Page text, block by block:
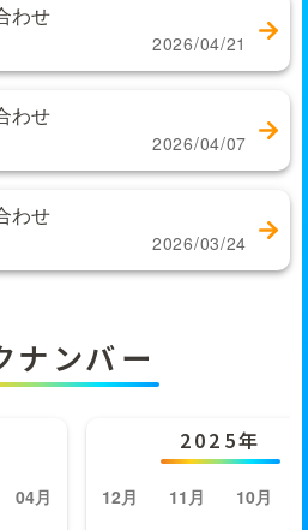
わせ
2026/04/21
わせ
2026/04/07
わせ
2026/03/24
ナンバー
04月
2025年
12月 11月 10月